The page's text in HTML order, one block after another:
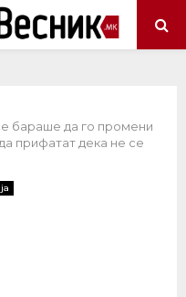
бараше да го промени
прифатат дека не се